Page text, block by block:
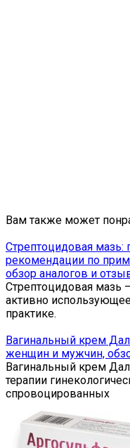
Вам также может
Стрептоцидовая мазь:
рекомендации по
обзор аналогов и
Стрептоцидовая мазь
активно
практике.
Вагинальный крем
женщин и мужчин,
Вагинальный крем
терапии
спровоцированных